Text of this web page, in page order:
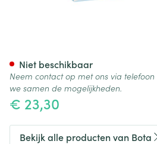
€ 23,30
Niet beschikbaar
Neem contact op met ons via
we samen de mogelijkheden.
Bekijk alle producten van Bota